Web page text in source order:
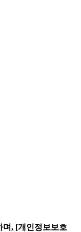
며, [개인정보보호